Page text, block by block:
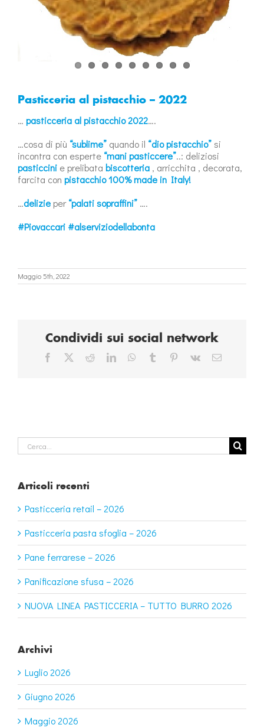
Pasticceria al pistacchio – 2022
… pasticceria al pistacchio 2022….
…cosa di più “sublime” quando il “dio pistacchio”si
incontra con esperte “mani pasticcere”..: deliziosi
pasticcini e prelibata biscotteria , arricchita , decorata,
farcita con pistacchio 100% made in Italy!
…delizie per“palati sopraffini” ….
#Piovaccari #alserviziodellabonta
Maggio 5th, 2022
Condividi sui social network
Facebook RedditLinkedInWhatsApp
Tumblr Pinterest
Vk Email
Cerca
per:
Articoli recenti
Pasticceria retail – 2026
Pasticceria pasta sfoglia – 2026
Pane ferrarese – 2026
Panificazione sfusa – 2026
NUOVA LINEA PASTICCERIA – TUTTO BURRO 2026
Archivi
Luglio 2026
Giugno 2026
Maggio 2026